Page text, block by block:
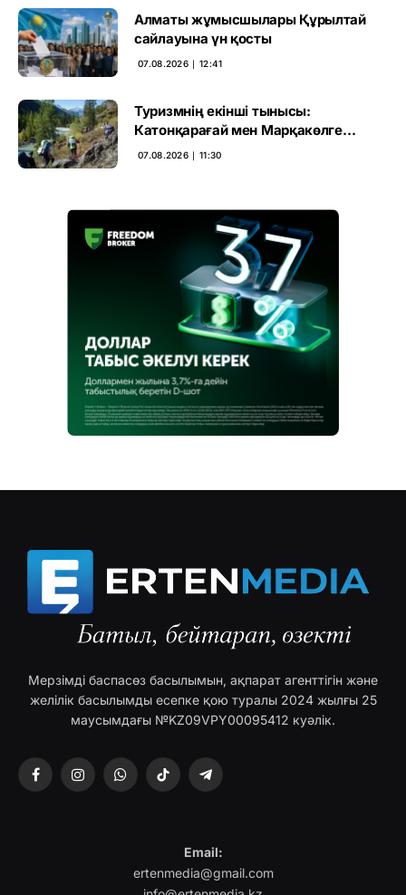
Алматы жұмысшылары Құрылтай
сайлауына үн қосты
07.08.2026 ∣ 12:41
Туризмнің екінші тынысы:
Катонқарағай мен Марқакөлге
инвестиция не береді
07.08.2026 ∣ 11:30
Мерзімді баспасөз басылымын, ақпарат агенттігін және
желілік басылымды есепке қою туралы 2024 жылғы 25
маусымдағы №KZ09VPY00095412 куәлік.
FacebookInstagramWhatsAppTikTok Telegram
Email:
ertenmedia@gmail.com